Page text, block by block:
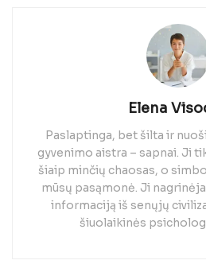
Elena
Paslaptinga, bet šilta ir
gyvenimo aistra – sapnai. Ji
šiaip minčių chaosas, o
mūsų pasąmonė. Ji
informaciją iš senųjų
šiuolaikinės